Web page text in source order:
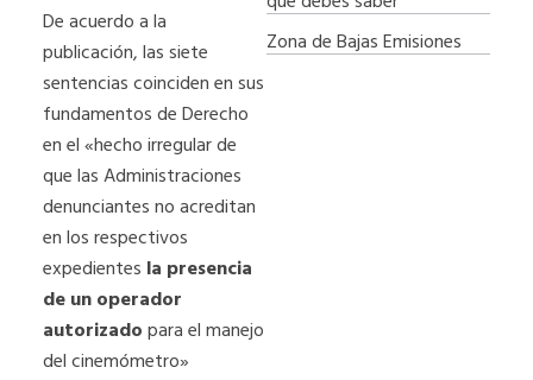
De acuerdo a la
publicación, las siete
sentencias coinciden en sus
fundamentos de Derecho
en el «hecho irregular de
que las Administraciones
denunciantes no acreditan
en los respectivos
expedientes la presencia
de un operador
autorizadopara el manejo
del cinemómetro»
Zona de Bajas Emisiones